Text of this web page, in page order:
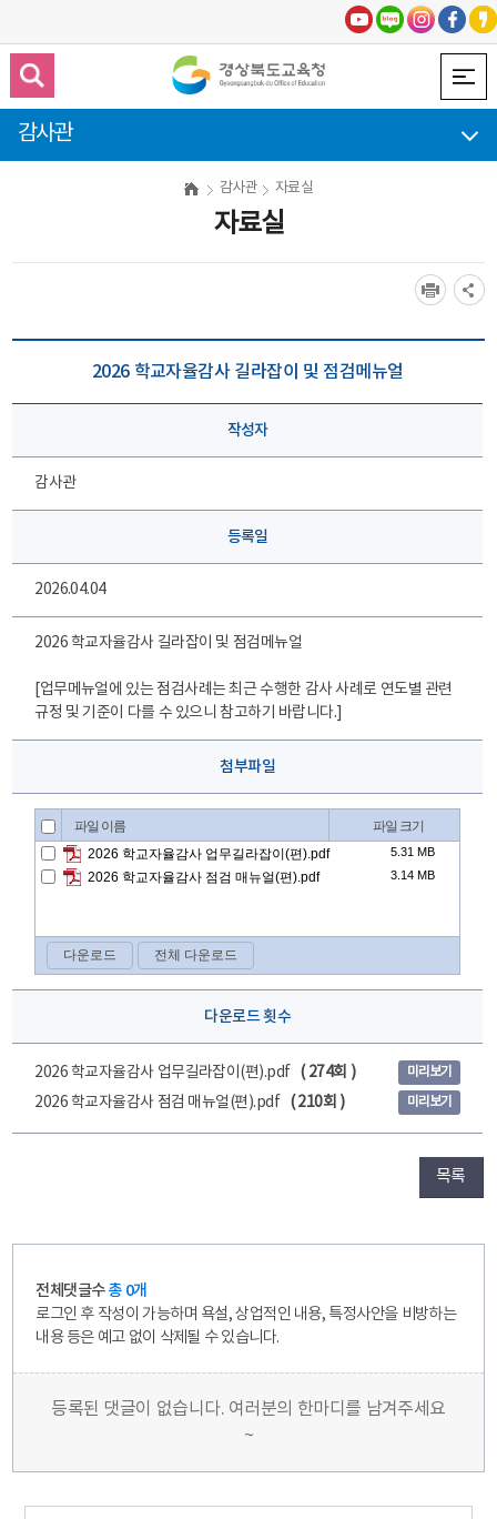
감사관
감사관 자료실
자료실
2026 학교자율감사 길라잡이 및 점검메뉴얼
작성자
감사관
등록일
2026.04.04
2026 학교자율감사 길라잡이 및 점검메뉴얼
[업무메뉴얼에 있는 점검사례는 최근 수행한 감사 사례로 연도별 관련
규정 및 기준이 다를 수 있으니 참고하기 바랍니다.]
첨부파일
다운로드 횟수
2026 학교자율감사 업무길라잡이(편).pdf ( 274회 ) 미리보기
2026 학교자율감사 점검 매뉴얼(편).pdf ( 210회 ) 미리보기
목록
전체댓글수 총 0개
로그인 후 작성이 가능하며 욕설, 상업적인 내용, 특정사안을 비방하는
내용 등은 예고 없이 삭제될 수 있습니다.
등록된 댓글이 없습니다. 여러분의 한마디를 남겨주세요
~